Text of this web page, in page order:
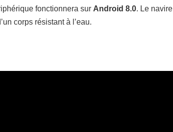
fonctionnera sur Android 8.0. Le navire
corps résistant à l’eau.